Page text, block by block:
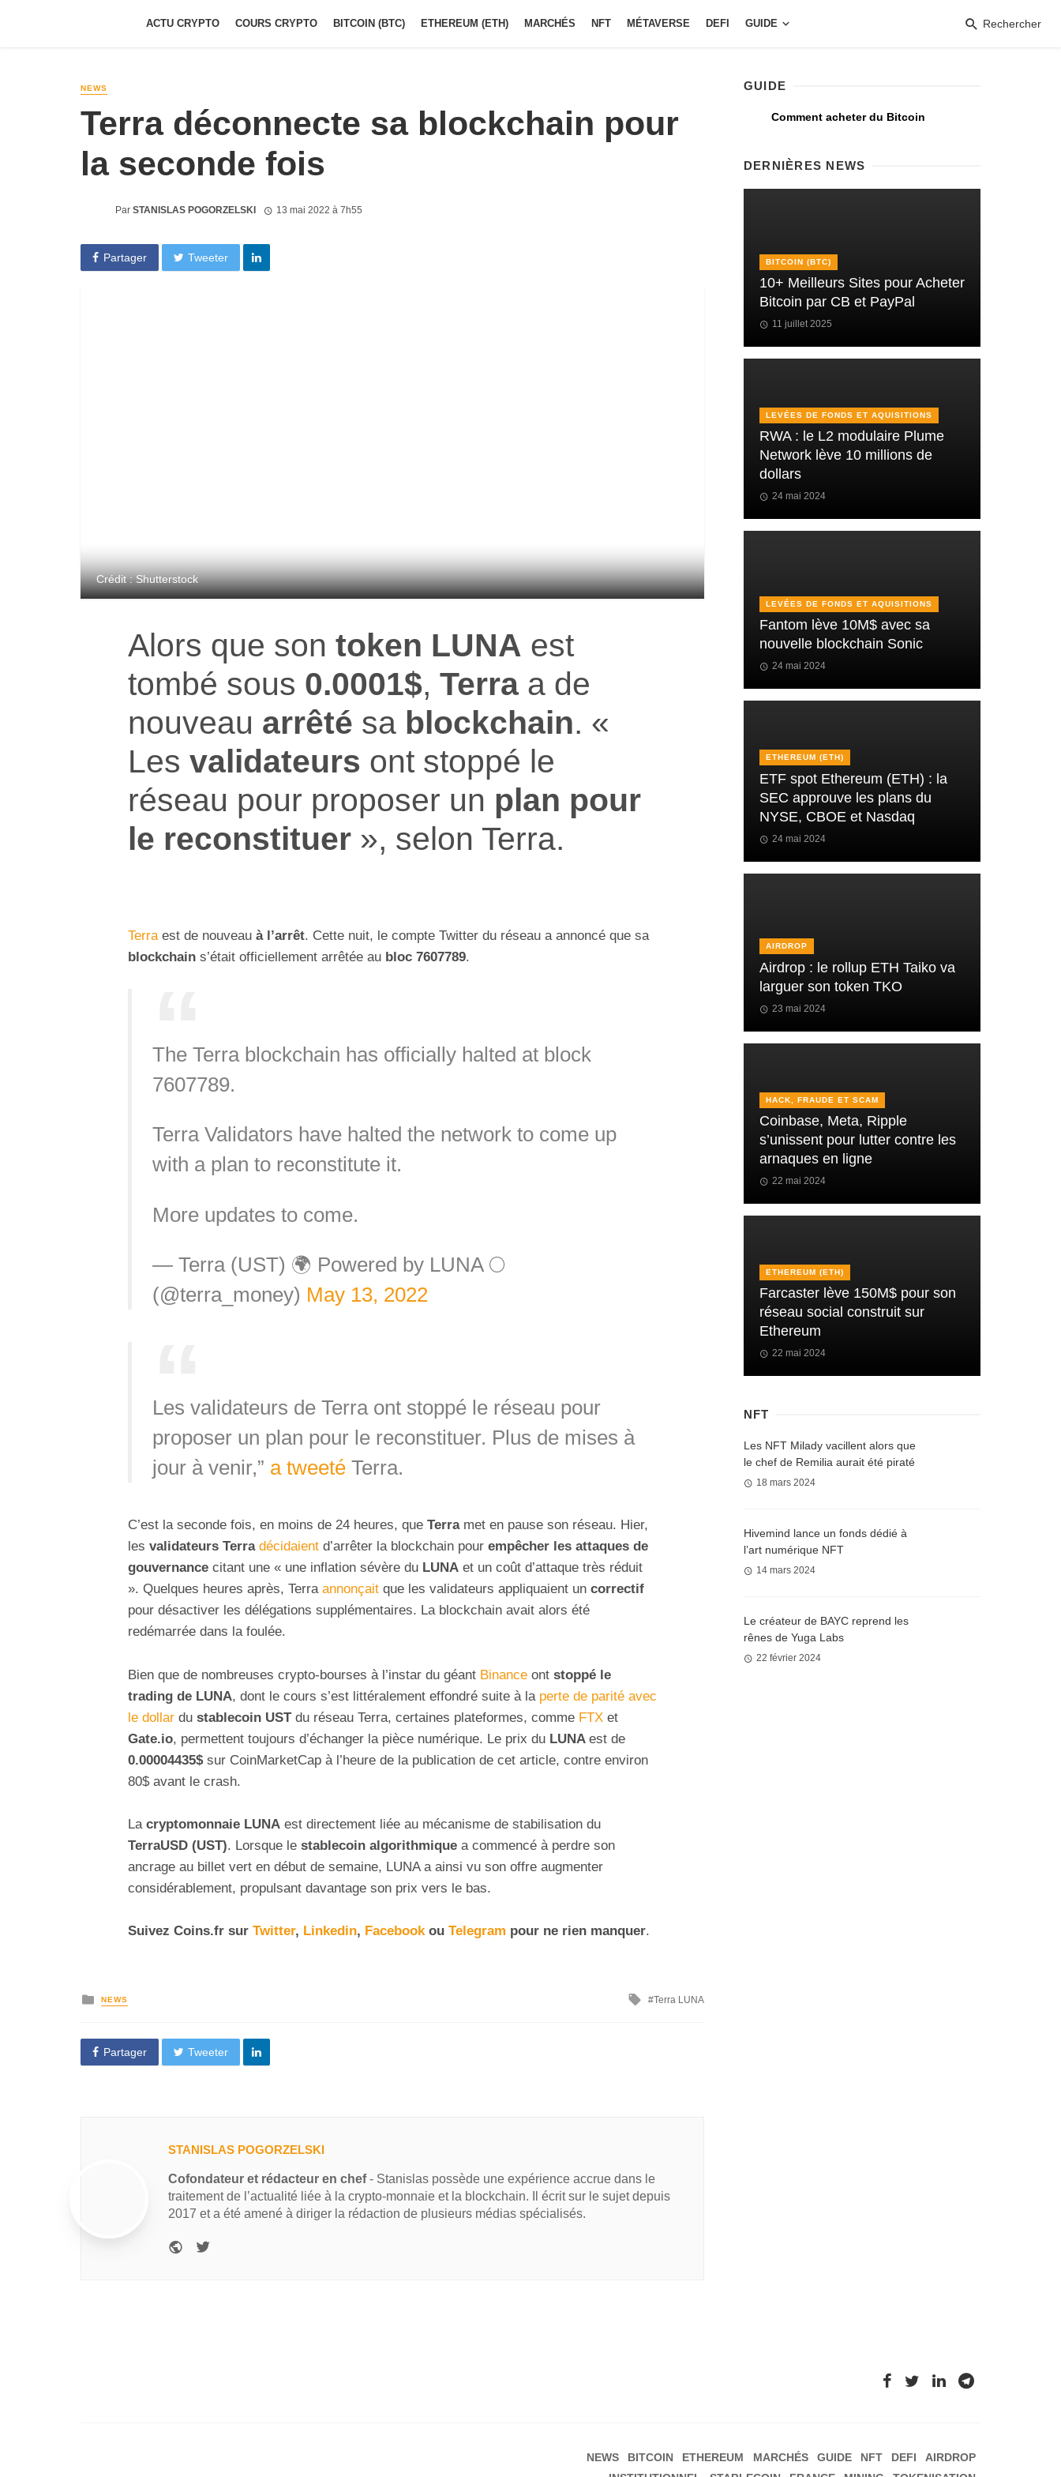
ACTU CRYPTO COURS CRYPTO BITCOIN (BTC) ETHEREUM (ETH) MARCHÉS NFT MÉTAVERSE DEFI GUIDE Rechercher
NEWS
Terra déconnecte sa blockchain pour
la seconde fois
Par STANISLAS POGORZELSKI 13 mai 2022 à 7h55
Partager Tweeter
Crédit : Shutterstock
Alors que son token LUNA est
tombé sous 0.0001$, Terra a de
nouveau arrêté sa blockchain. «
Les validateurs ont stoppé le
réseau pour proposer un plan pour
le reconstituer », selon Terra.
Terraest de nouveau à l’arrêt. Cette nuit, le compte Twitter du réseau a annoncé que sa
blockchain s’était officiellement arrêtée au bloc 7607789.
The Terra blockchain has officially halted at block
7607789.
Terra Validators have halted the network to come up
with a plan to reconstitute it.
More updates to come.
— Terra (UST) 🌍 Powered by LUNA 🌕
(@terra_money) May 13, 2022
Les validateurs de Terra ont stoppé le réseau pour
proposer un plan pour le reconstituer. Plus de mises à
jour à venir,” a tweetéTerra.
C’est la seconde fois, en moins de 24 heures, que Terramet en pause son réseau. Hier,
les validateurs Terra décidaient d’arrêter la blockchain pour empêcher les attaques de
gouvernance citant une « une inflation sévère du LUNA et un coût d’attaque très réduit
». Quelques heures après, Terra annonçait que les validateurs appliquaient un correctif
pour désactiver les délégations supplémentaires. La blockchain avait alors été
redémarrée dans la foulée.
Bien que de nombreuses crypto-bourses à l’instar du géant Binance ont stoppé le
trading de LUNA, dont le cours s’est littéralement effondré suite à la perte de parité avec
le dollar du stablecoin USTdu réseau Terra, certaines plateformes, comme FTX et
Gate.io, permettent toujours d’échanger la pièce numérique. Le prix du LUNA est de
0.00004435$sur CoinMarketCap à l’heure de la publication de cet article, contre environ
80$ avant le crash.
La cryptomonnaie LUNA est directement liée au mécanisme de stabilisation du
TerraUSD (UST). Lorsque le stablecoin algorithmique a commencé à perdre son
ancrage au billet vert en début de semaine, LUNA a ainsi vu son offre augmenter
considérablement, propulsant davantage son prix vers le bas.
Suivez Coins.fr sur Twitter, Linkedin, Facebookou Telegram pour ne rien manquer.
NEWS Terra LUNA
Partager Tweeter
STANISLAS POGORZELSKI
Cofondateur et rédacteur en chef- Stanislas possède une expérience accrue dans le
traitement de l’actualité liée à la crypto-monnaie et la blockchain. Il écrit sur le sujet depuis
2017 et a été amené à diriger la rédaction de plusieurs médias spécialisés.
GUIDE
Comment acheter du Bitcoin
DERNIÈRES NEWS
BITCOIN (BTC)
10+ Meilleurs Sites pour Acheter
Bitcoin par CB et PayPal
11 juillet 2025
LEVÉES DE FONDS ET AQUISITIONS
RWA : le L2 modulaire Plume
Network lève 10 millions de
dollars
24 mai 2024
LEVÉES DE FONDS ET AQUISITIONS
Fantom lève 10M$ avec sa
nouvelle blockchain Sonic
24 mai 2024
ETHEREUM (ETH)
ETF spot Ethereum (ETH) : la
SEC approuve les plans du
NYSE, CBOE et Nasdaq
24 mai 2024
AIRDROP
Airdrop : le rollup ETH Taiko va
larguer son token TKO
23 mai 2024
HACK, FRAUDE ET SCAM
Coinbase, Meta, Ripple
s’unissent pour lutter contre les
arnaques en ligne
22 mai 2024
ETHEREUM (ETH)
Farcaster lève 150M$ pour son
réseau social construit sur
Ethereum
22 mai 2024
NFT
Les NFT Milady vacillent alors que
le chef de Remilia aurait été piraté
18 mars 2024
Hivemind lance un fonds dédié à
l’art numérique NFT
14 mars 2024
Le créateur de BAYC reprend les
rênes de Yuga Labs
22 février 2024
NEWS BITCOIN ETHEREUM MARCHÉS GUIDE NFT DEFI
AIRDROP